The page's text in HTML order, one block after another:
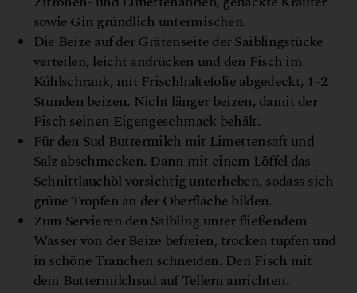
sowie Gin gründlich untermischen.
Die Beize auf der Grätenseite der Saiblingstücke
verteilen, leicht andrücken und den Fisch im
Kühlschrank, mit Frischhaltefolie abgedeckt, 1–2
Stunden beizen. Nicht länger beizen, damit der
Fisch seinen Eigengeschmack behält.
Für den Sud Buttermilch mit Limettensaft und
Salz abschmecken. Dann mit einem Löffel das
Schnittlauchöl vorsichtig unterheben, sodass sich
grüne Tropfen an der Oberfläche bilden.
Zum Servieren den Saibling unter fließendem
Wasser von der Beize befreien, trocken tupfen und
in schöne Tranchen schneiden. Den Fisch mit
dem Buttermilchsud auf Tellern anrichten.